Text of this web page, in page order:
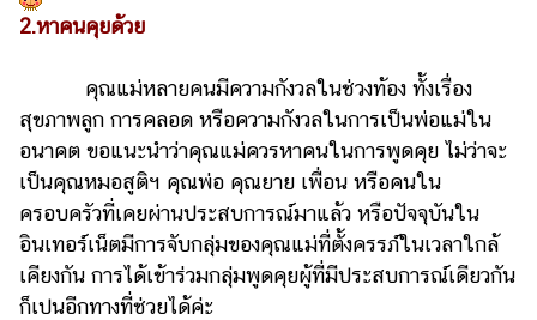
และ
การ
มือ
ราคา
ทอง
ราคา
น้ำมัน
2.หาคนคุยด้วย
คุณแม่หลายคนมีความกังวลในช่วงท้อง ทั้งเรื่อง
สุขภาพลูก การคลอด หรือความกังวลในการเป็นพ่อแม่ใน
อนาคต ขอแนะนำว่าคุณแม่ควรหาคนในการพูดคุย ไม่ว่าจะ
เป็นคุณหมอสูติฯ คุณพ่อ คุณยาย เพื่อน หรือคนใน
ครอบครัวที่เคยผ่านประสบการณ์มาแล้ว หรือปัจจุบันใน
อินเทอร์เน็ตมีการจับกลุ่มของคุณแม่ที่ตั้งครรภ์ในเวลาใกล้
เคียงกัน การได้เข้าร่วมกลุ่มพูดคุยผู้ที่มีประสบการณ์เดียวกัน
ก็เปนอีกทางที่ช่วยได้ค่ะ